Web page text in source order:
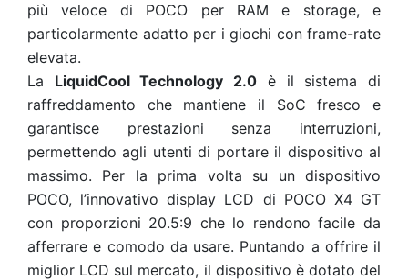
più veloce di POCO per RAM e storage, e
particolarmente adatto per i giochi con frame-rate
elevata.
La LiquidCool Technology 2.0 è il sistema di
raffreddamento che mantiene il SoC fresco e
garantisce prestazioni senza interruzioni,
permettendo agli utenti di portare il dispositivo al
massimo. Per la prima volta su un dispositivo
POCO, l’innovativo display LCD di POCO X4 GT
con proporzioni 20.5:9 che lo rendono facile da
afferrare e comodo da usare. Puntando a offrire il
miglior LCD sul mercato, il dispositivo è dotato del